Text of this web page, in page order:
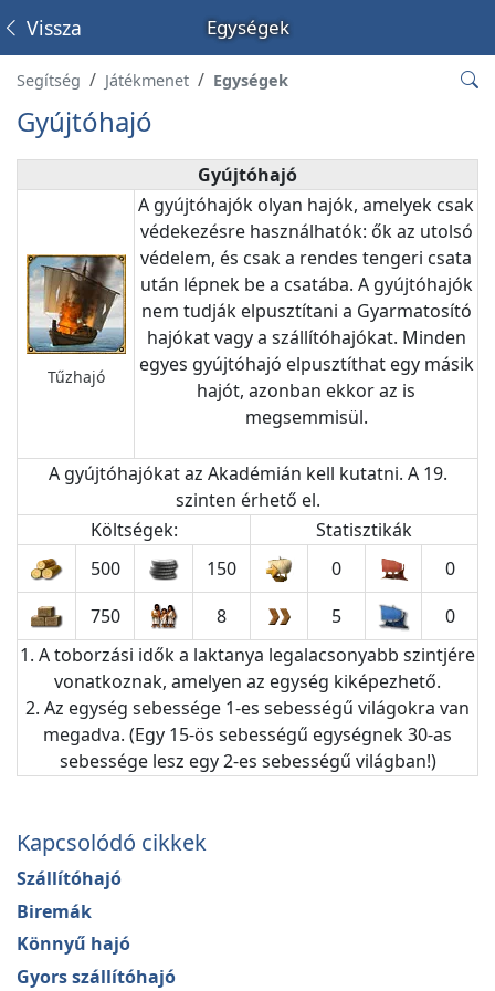
Egységek
Vissza
Segítség Játékmenet Egységek
Gyújtóhajó
Gyújtóhajó
Tűzhajó
A gyújtóhajók olyan hajók, amelyek csak
védekezésre használhatók: ők az utolsó
védelem, és csak a rendes tengeri csata
után lépnek be a csatába. A gyújtóhajók
nem tudják elpusztítani a Gyarmatosító
hajókat vagy a szállítóhajókat. Minden
egyes gyújtóhajó elpusztíthat egy másik
hajót, azonban ekkor az is
megsemmisül.
A gyújtóhajókat az Akadémián kell kutatni. A 19.
szinten érhető el.
Költségek:
Statisztikák
500
150 0
0
750
8 5
0
1. A toborzási idők a laktanya legalacsonyabb szintjére
vonatkoznak, amelyen az egység kiképezhető.
2. Az egység sebessége 1-es sebességű világokra van
megadva. (Egy 15-ös sebességű egységnek 30-as
sebessége lesz egy 2-es sebességű világban!)
Kapcsolódó cikkek
Szállítóhajó
Biremák
Könnyű hajó
Gyors szállítóhajó